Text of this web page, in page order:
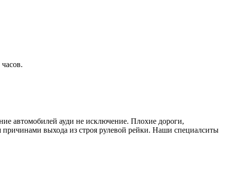
автомобилей ауди не исключение. Плохие дороги,
выхода из строя рулевой рейки. Наши специалситы